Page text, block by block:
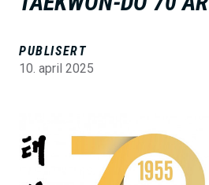
PUBLISERT
10. april 2025
i